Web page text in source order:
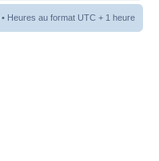
• Heures au format UTC + 1 heure